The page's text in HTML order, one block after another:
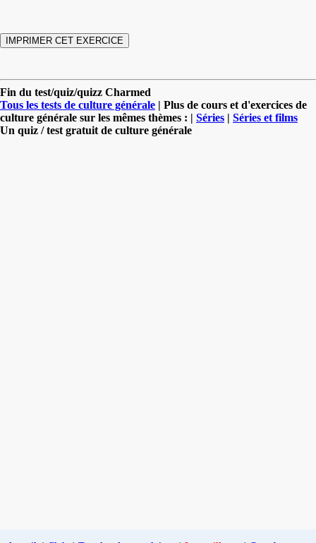
Fin du test/quiz/quizz Charmed
Tous les tests de culture générale | Plus de cours et d'exercices de
culture générale sur les mêmes thèmes : | Séries | Séries et films
Un quiz / test gratuit de culture générale